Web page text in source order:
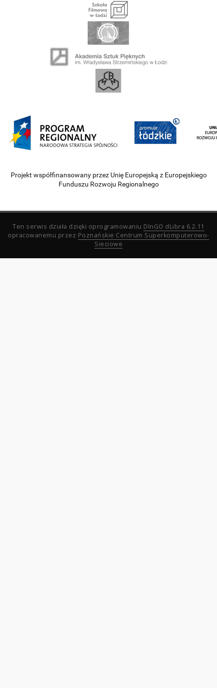
Projekt współfinansowany przez Unię Europejską z Europejskiego
Funduszu Rozwoju Regionalnego
Ten serwis działa dzięki oprogramowaniu DInGO dLibra 6.2.11
opracowanemu przez Poznańskie Centrum Superkomputerowo-
Sieciowe